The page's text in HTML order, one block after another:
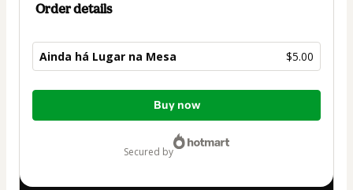
Order details
Ainda há Lugar na Mesa $5.00
Total
Buy now
secured by